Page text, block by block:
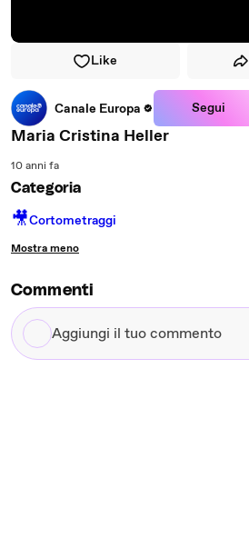
Like
Canale Europa Segui
Maria Cristina Heller
10 anni fa
Categoria
🎥Cortometraggi
Mostra meno
Commenti
Aggiungi
il